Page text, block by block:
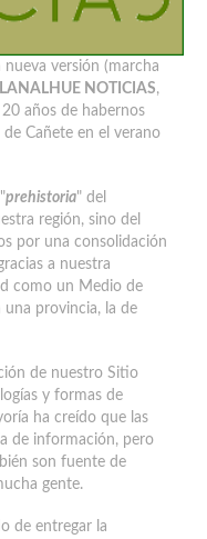
nueva versión (marcha
NOTICIAS,
años de habernos
Cañete en el verano
prehistoria" del
región, sino del
por una consolidación
a nuestra
como un Medio de
provincia, la de
de nuestro Sitio
y formas de
ha creído que las
de información, pero
son fuente de
gente.
de entregar la